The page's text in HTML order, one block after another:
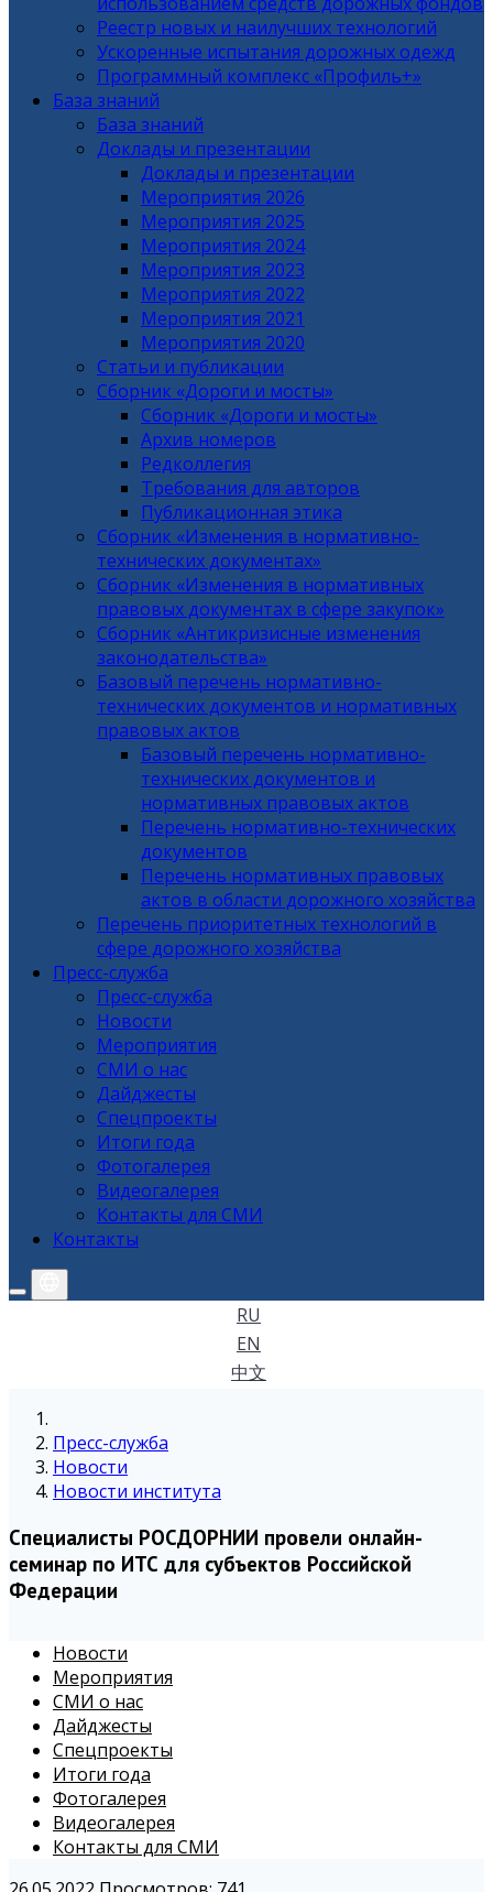
Реестр новых и наилучших технологий
Ускоренные испытания дорожных одежд
Программный комплекс «Профиль+»
База знаний
База знаний
Доклады и презентации
Доклады и презентации
Мероприятия 2026
Мероприятия 2025
Мероприятия 2024
Мероприятия 2023
Мероприятия 2022
Мероприятия 2021
Мероприятия 2020
Статьи и публикации
Сборник «Дороги и мосты»
Сборник «Дороги и мосты»
Архив номеров
Редколлегия
Требования для авторов
Публикационная этика
Сборник «Изменения в нормативно-
технических документах»
Сборник «Изменения в нормативных
правовых документах в сфере закупок»
Сборник «Антикризисные изменения
законодательства»
Базовый перечень нормативно-
технических документов и нормативных
правовых актов
Базовый перечень нормативно-
технических документов и
нормативных правовых актов
Перечень нормативно-технических
документов
Перечень нормативных правовых
актов в области дорожного хозяйства
Перечень приоритетных технологий в
сфере дорожного хозяйства
Пресс-служба
Пресс-служба
Новости
Мероприятия
СМИ о нас
Дайджесты
Спецпроекты
Итоги года
Фотогалерея
Видеогалерея
Контакты для СМИ
Контакты
RU
EN
中文
Пресс-служба
Новости
Новости института
Специалисты РОСДОРНИИ провели онлайн-
семинар по ИТС для субъектов Российской
Федерации
Новости
Мероприятия
СМИ о нас
Дайджесты
Спецпроекты
Итоги года
Фотогалерея
Видеогалерея
Контакты для СМИ